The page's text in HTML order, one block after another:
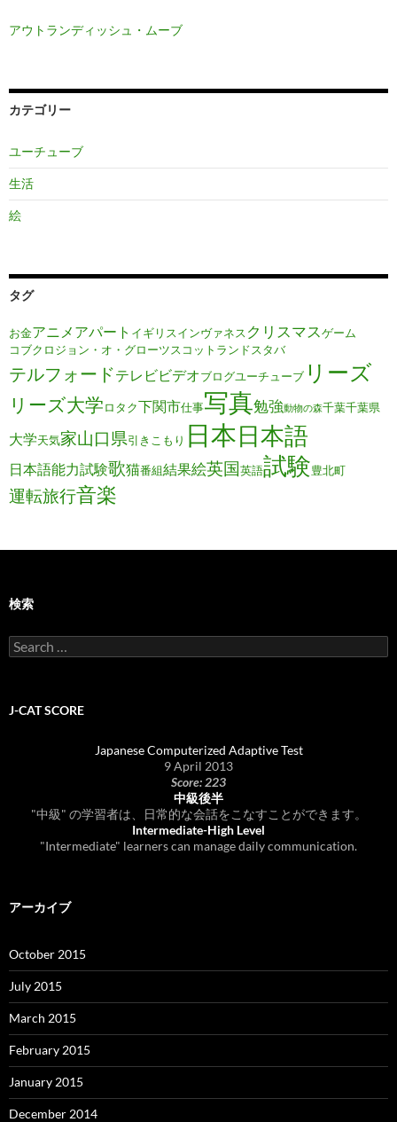
アウトランディッシュ・ムーブ
カテゴリー
ユーチューブ
生活
絵
タグ
お金アニメ アパート イギリスインヴァネス クリスマスゲーム
コブクロジョン・オ・グローツスコットランドスタバ
テルフォードテレビビデオブログユーチューブ リーズ
リーズ大学ロタク下関市仕事写真勉強動物の森千葉千葉県
大学天気家山口県引きこもり 日本日本語
日本語能力試験歌猫番組結果絵英国英語試験豊北町
運転旅行音楽
検索
Search
for:
J-CAT SCORE
Japanese Computerized Adaptive Test
9 April 2013
Score: 223
中級後半
"中級" の学習者は、日常的な会話をこなすことができます。
Intermediate-High Level
"Intermediate" learners can manage daily communication.
アーカイブ
October 2015
July 2015
March 2015
February 2015
January 2015
December 2014